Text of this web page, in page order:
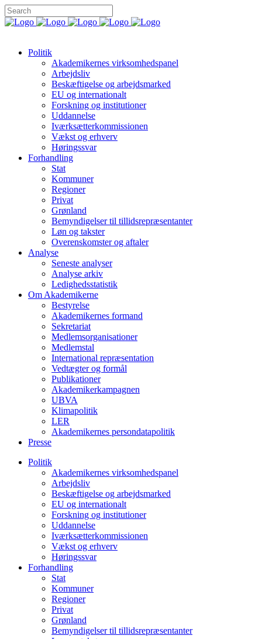
Politik
Akademikernes virksomhedspanel
Arbejdsliv
Beskæftigelse og arbejdsmarked
EU og internationalt
Forskning og institutioner
Uddannelse
Iværksætterkommissionen
Vækst og erhverv
Høringssvar
Forhandling
Stat
Kommuner
Regioner
Privat
Grønland
Bemyndigelser til tillidsrepræsentanter
Løn og takster
Overenskomster og aftaler
Analyse
Seneste analyser
Analyse arkiv
Ledighedsstatistik
Om Akademikerne
Bestyrelse
Akademikernes formand
Sekretariat
Medlemsorganisationer
Medlemstal
International repræsentation
Vedtægter og formål
Publikationer
Akademikerkampagnen
UBVA
Klimapolitik
LER
Akademikernes persondatapolitik
Presse
Politik
Akademikernes virksomhedspanel
Arbejdsliv
Beskæftigelse og arbejdsmarked
EU og internationalt
Forskning og institutioner
Uddannelse
Iværksætterkommissionen
Vækst og erhverv
Høringssvar
Forhandling
Stat
Kommuner
Regioner
Privat
Grønland
Bemyndigelser til tillidsrepræsentanter